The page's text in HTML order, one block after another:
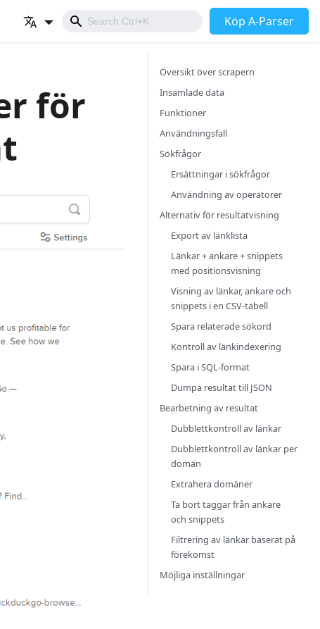
Köp A-Parser
för
Översikt över scrapern
Insamlade data
Funktioner
Användningsfall
Sökfrågor
Ersättningar i sökfrågor
Användning av operatorer
Alternativ för resultatvisning
Export av länklista
Länkar + ankare + snippets
med positionsvisning
Visning av länkar, ankare och
snippets i en CSV-tabell
Spara relaterade sökord
Kontroll av länkindexering
Spara i SQL-format
Dumpa resultat till JSON
Bearbetning av resultat
Dubblettkontroll av länkar
Dubblettkontroll av länkar per
domän
Extrahera domäner
Ta bort taggar från ankare
och snippets
Filtrering av länkar baserat på
förekomst
Möjliga inställningar